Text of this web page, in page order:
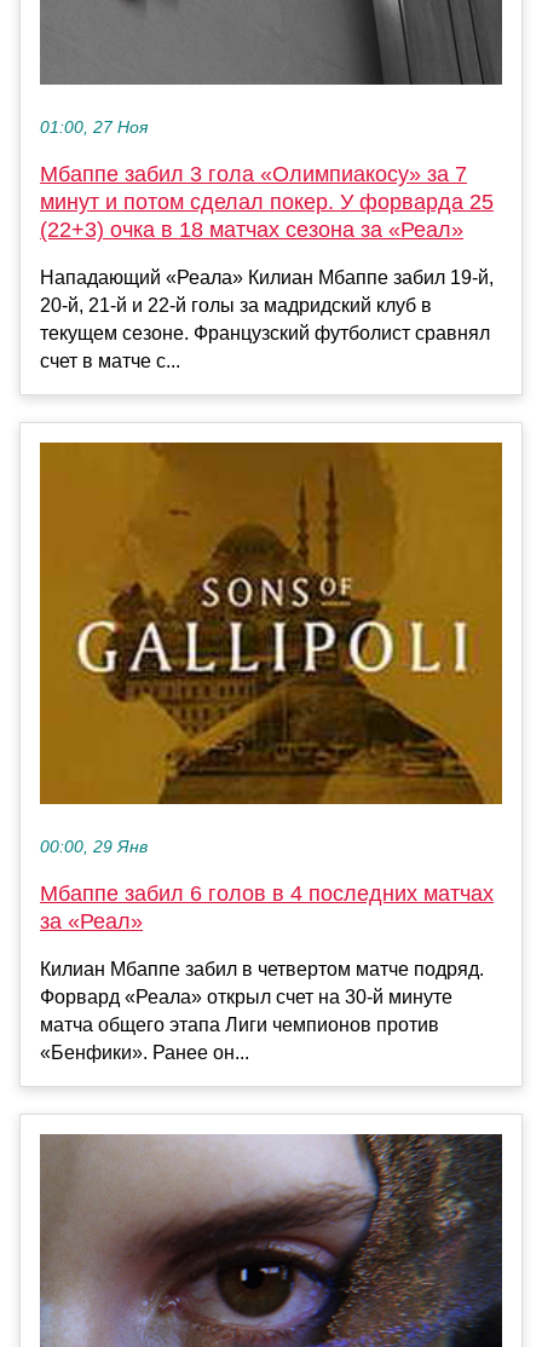
01:00, 27 Ноя
Мбаппе забил 3 гола «Олимпиакосу» за 7
минут и потом сделал покер. У форварда 25
(22+3) очка в 18 матчах сезона за «Реал»
Нападающий «Реала» Килиан Мбаппе забил 19-й,
20-й, 21-й и 22-й голы за мадридский клуб в
текущем сезоне. Французский футболист сравнял
счет в матче с...
00:00, 29 Янв
Мбаппе забил 6 голов в 4 последних матчах
за «Реал»
Килиан Мбаппе забил в четвертом матче подряд.
Форвард «Реала» открыл счет на 30-й минуте
матча общего этапа Лиги чемпионов против
«Бенфики». Ранее он...